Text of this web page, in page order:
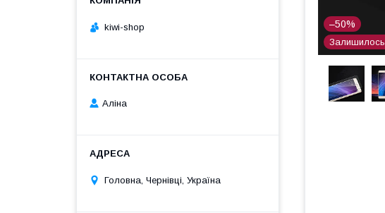
–50%
Залишилось
kiwi-shop
Аліна
Головна, Чернівці, Україна